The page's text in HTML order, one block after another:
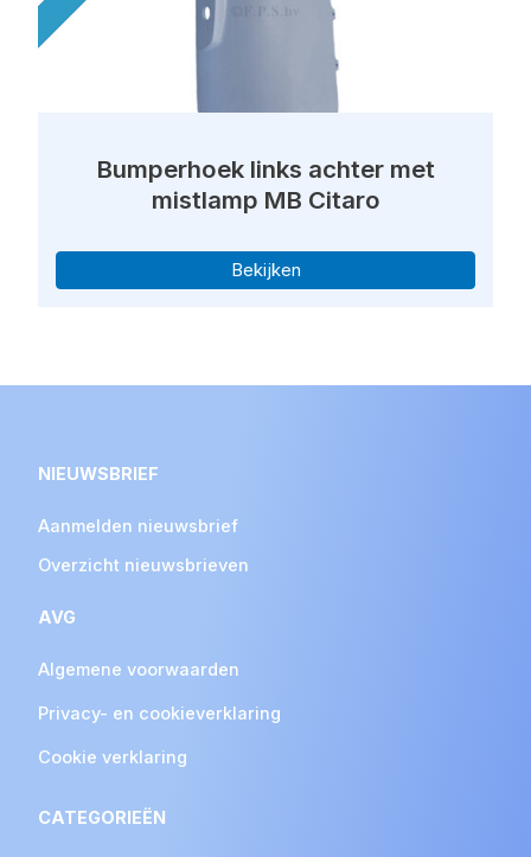
Bumperhoek links achter met
mistlamp MB Citaro
Bekijken
NIEUWSBRIEF
Aanmelden nieuwsbrief
Overzicht nieuwsbrieven
AVG
Algemene voorwaarden
Privacy- en cookieverklaring
Cookie verklaring
CATEGORIEËN